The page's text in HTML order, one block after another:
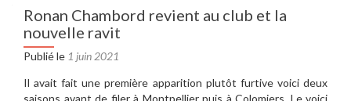
Ronan Chambord revient au club et la
nouvelle ravit
Publié le 1 juin 2021
Il avait fait une première apparition plutôt furtive voici deux
saisons avant de filer à Montpellier puis à Colomiers. Le voici